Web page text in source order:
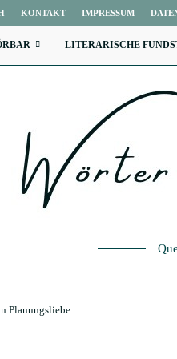
KONTAKT IMPRESSUM
LITERARISCHE
Planungsliebe